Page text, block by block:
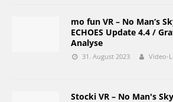
mo fun VR – No Man‘s
ECHOES Update 4.4 /
Analyse
31. August 2023 Video-
Stocki VR – No Man's